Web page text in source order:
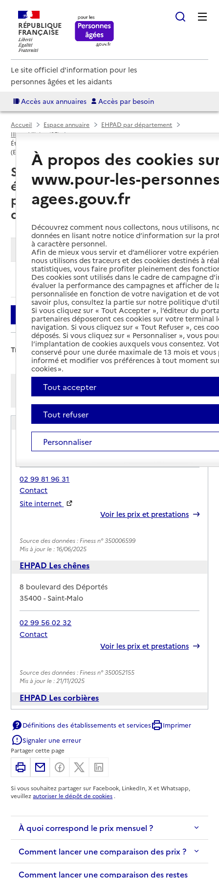
RÉPUBLIQUE
FRANÇAISE
Le site officiel d'information pour les
personnes âgées et les aidants
Accès aux annuaires Accès par besoin
Accueil Espace annuaire
EHPAD par département
Ille-et-Vilaine (35)
Établissement d'hébergement pour personnes âgées dépendantes
(EHPAD)
Saint-Malo (35400) : liste des 11
établissements d'hébergement
pour personnes âgées
dépendantes (EHPAD)
Modifier ma recherche
Ajouter cette recherche aux favoris
Filtrer
Trier par :
Afficher les résultats par:
Mode liste
Mode carte
EHPAD Ma maison petites soeurs des pauvres
Adresse
32 rue Jeanne Jugan
35400-Saint-Malo
02 99 81 96 31
Contact
Site internet
Voir les prix et prestations
Source des données : Finess n° 350006599
Mis à jour le : 16/06/2025
EHPAD Les chênes
Adresse
8 boulevard des Déportés
35400-Saint-Malo
02 99 56 02 32
Contact
Voir les prix et prestations
Source des données : Finess n° 350052155
Mis à jour le : 21/11/2025
EHPAD Les corbières
35400-Saint-Malo
02 99 21 21 21
Contact
Site internet
Rapport HAS
Voir les prix et prestations
Source des données : Finess n° 350053724
Mis à jour le : 01/06/2026
EHPAD La Briantais
Adresse
7 chemin du Vau Garni
35400-Saint-Malo
Définitions des établissements et services
Imprimer
Signaler une erreur
Partager cette page
ImprimerPartager par email
Partager sur Facebook
Partager sur X
Si vous souhaitez partager sur Facebook, LinkedIn, X et Whatsapp,
veuillezautoriser le dépôt de cookies .
À quoi correspond le prix mensuel ?
Comment lancer une comparaison des prix ?
Comment lancer une comparaison des restes
À propos des cookies
www.pour-les-
agees.gouv.fr
Découvrez comment nous collectons, nous utilisons,
données en lisant notre notice d’information sur la
à caractère personnel.
Afin de mieux vous servir et d’améliorer votre
nous utilisons des traceurs et des cookies destinés à
statistiques, vous faire profiter pleinement des
Des cookies sont utilisés dans le cadre de campagne
évaluer la performance des campagnes et afficher de
personnalisée en fonction de votre navigation et de
savoir plus, consultez la partie sur notre politique
Si vous cliquez sur « Tout Accepter », l’éditeur du
partenaires déposeront ces cookies sur votre terminal
navigation. Si vous cliquez sur « Tout Refuser », ces
déposés. Si vous cliquez sur « Personnaliser », vous
l’implantation de cookies auxquels vous consentez.
conservé pour une durée maximale de 13 mois et
informé et modifier vos préférences à tout moment
cookies ».
Tout accepter
Tout refuser
Personnaliser